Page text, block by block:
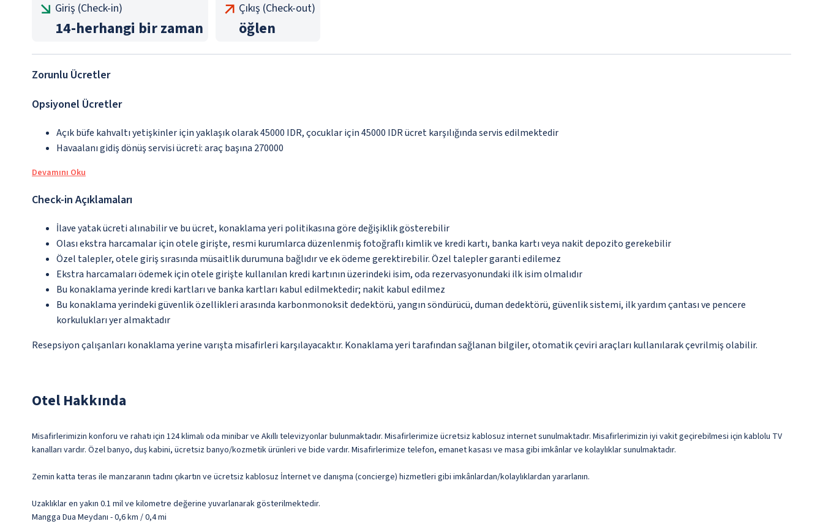
Giriş (Check-in)
14-herhangi bir zaman
Çıkış (Check-out)
öğlen
Zorunlu Ücretler
Opsiyonel Ücretler
Açık büfe kahvaltı yetişkinler için yaklaşık olarak 45000 IDR, çocuklar için 45000 IDR ücret karşılığında servis edilmektedir
Havaalanı gidiş dönüş servisi ücreti: araç başına 270000
Devamını Oku
Check-in Açıklamaları
İlave yatak ücreti alınabilir ve bu ücret, konaklama yeri politikasına göre değişiklik gösterebilir
Olası ekstra harcamalar için otele girişte, resmi kurumlarca düzenlenmiş fotoğraflı kimlik ve kredi kartı, banka kartı veya nakit depozito gerekebilir
Özel talepler, otele giriş sırasında müsaitlik durumuna bağlıdır ve ek ödeme gerektirebilir. Özel talepler garanti edilemez
Ekstra harcamaları ödemek için otele girişte kullanılan kredi kartının üzerindeki isim, oda rezervasyonundaki ilk isim olmalıdır
Bu konaklama yerinde kredi kartları ve banka kartları kabul edilmektedir; nakit kabul edilmez
Bu konaklama yerindeki güvenlik özellikleri arasında karbonmonoksit dedektörü, yangın söndürücü, duman dedektörü, güvenlik sistemi, ilk yardım çantası ve pencere
korkulukları yer almaktadır
Resepsiyon çalışanları konaklama yerine varışta misafirleri karşılayacaktır. Konaklama yeri tarafından sağlanan bilgiler, otomatik çeviri araçları kullanılarak çevrilmiş olabilir.
Otel Hakkında
Misafirlerimizin konforu ve rahatı için 124 klimalı oda minibar ve Akıllı televizyonlar bulunmaktadır. Misafirlerimize ücretsiz kablosuz internet sunulmaktadır. Misafirlerimizin iyi vakit geçirebilmesi için kablolu TV
kanalları vardır. Özel banyo, duş kabini, ücretsiz banyo/kozmetik ürünleri ve bide vardır. Misafirlerimize telefon, emanet kasası ve masa gibi imkânlar ve kolaylıklar sunulmaktadır.
Zemin katta teras ile manzaranın tadını çıkartın ve ücretsiz kablosuz İnternet ve danışma (concierge) hizmetleri gibi imkânlardan/kolaylıklardan yararlanın.
Uzaklıklar en yakın 0.1 mil ve kilometre değerine yuvarlanarak gösterilmektedir.
Mangga Dua Meydanı - 0,6 km / 0,4 mi